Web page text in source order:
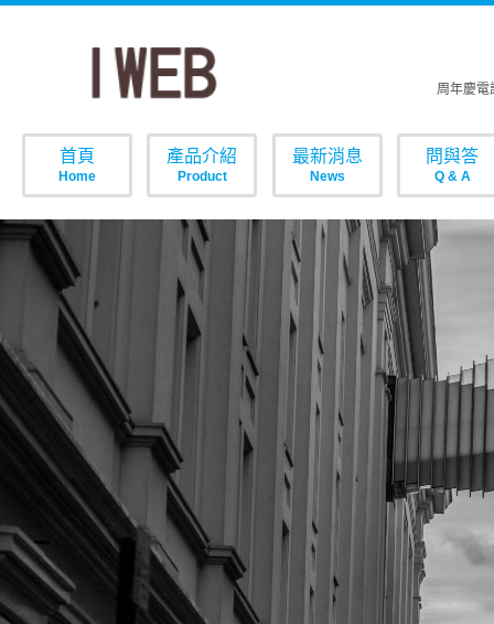
歡樂周年慶
首頁
Home
產品介紹
Product
最新消息
News
問與答
Q & A